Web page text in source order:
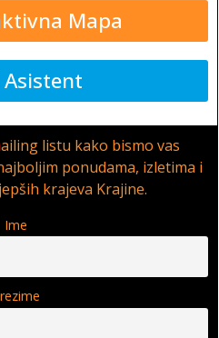
Mapa
Asistent
listu kako bismo vas
ponudama, izletima i
krajeva Krajine.
Ime